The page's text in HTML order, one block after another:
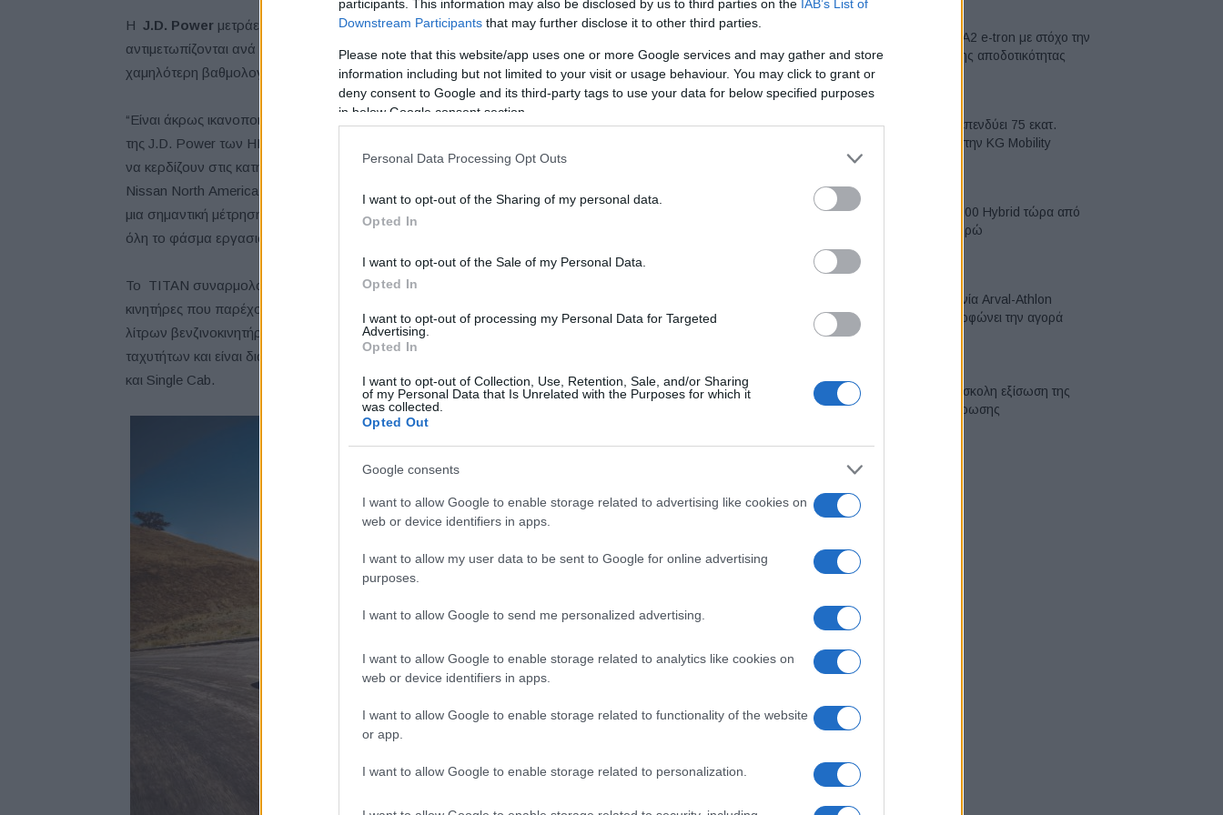
participants. This information may also be disclosed by us to third parties on the IAB’s List of
Downstream Participants that may further disclose it to other third parties.
Please note that this website/app uses one or more Google services and may gather and store
information including but not limited to your visit or usage behaviour. You may click to grant or
deny consent to Google and its third-party tags to use your data for below specified purposes
in below Google consent section.
Personal Data Processing Opt Outs
I want to opt-out of the Sharing of my personal data.
Opted In
I want to opt-out of the Sale of my Personal Data.
Opted In
I want to opt-out of processing my Personal Data for Targeted
Advertising.
Opted In
I want to opt-out of Collection, Use, Retention, Sale, and/or Sharing
of my Personal Data that Is Unrelated with the Purposes for which it
was collected.
Opted Out
Google consents
I want to allow Google to enable storage related to advertising like cookies on
web or device identifiers in apps.
I want to allow my user data to be sent to Google for online advertising
purposes.
I want to allow Google to send me personalized advertising.
I want to allow Google to enable storage related to analytics like cookies on
web or device identifiers in apps.
I want to allow Google to enable storage related to functionality of the website
or app.
I want to allow Google to enable storage related to personalization.
H J.D. Power μετράει την αρχική ποιότητα με βάση τον αριθμό των προβλημάτων που
αντιμετωπίζονται ανά 100 οχήματα κατά τη διάρκεια των πρώτων 90 ημερών ιδιοκτησίας, με την
χαμηλότερη βαθμολογία να αντικατοπτρίζει την υψηλότερη ποιότητα.
“Είναι άκρως ικανοποιητικό να βλέπουμε τη συνεχή βελτίωση της Nissan στη μελέτη αρχικής ποιότητας
της J.D. Power των ΗΠΑ τα τελευταία χρόνια και είναι ιδιαίτερα καλό να βλέπουμε τα TITAN και Maxima
να κερδίζουν στις κατηγορίες τους για το IQS του 2019”, δήλωσε o Health Holtz, ,αντιπρόεδρος της
Nissan North Αmerica Inc., υπεύθυνος προμηθειών και εφοδιαστικής αλυσίδας. “Η αρχική ποιότητα είναι
μια σημαντική μέτρηση για την απόδοση της ομάδας παραγωγής μας, αλλά η επιδίωξη της αριστείας σε
όλη το φάσμα εργασιών της Nissan δεν σταματά ποτέ.”
To TITAN συναρμολογείται στο εργοστάσιο της Nissan Canton, στο Mississippi των Η.Π.Α., με
κινητήρες που παρέχονται από το εργοστάσιο Decherd, του Tennessee. Το TITAN κινείται από τον 5.6
λίτρων βενζινοκινητήρα Endurance® V8 390 ίππων, που συνδυάζεται με αυτόματο κιβώτιο 7
ταχυτήτων και είναι διαθέσιμο σε εκδόσεις 4×2 και 4×4. Επίσης είναι διαθέσιμο σε Crew Cab, King Cab
και Single Cab.
Νέο Audi A2 e-tron με στόχο την
κορυφή της αποδοτικότητας
Η Chery επενδύει 75 εκατ.
δολάρια στην KG Mobility
Το FIAT 500 Hybrid τώρα από
18.990 ευρώ
Η συμφωνία Arval-Athlon
αναδιαμορφώνει την αγορά
VW: Η δύσκολη εξίσωση της
αναδιάρθρωσης